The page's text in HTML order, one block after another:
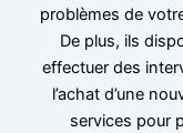
problèmes de
De plus, ils
effectuer des
l’achat d’une
services pour